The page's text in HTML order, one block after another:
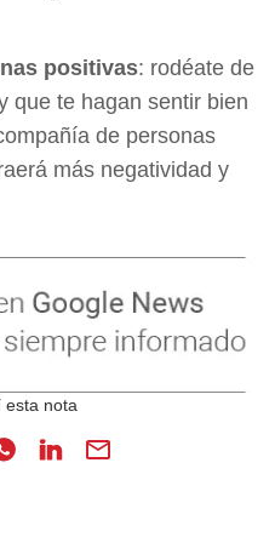
positivas: rodéate de
que te hagan sentir bien
de personas
más negatividad y